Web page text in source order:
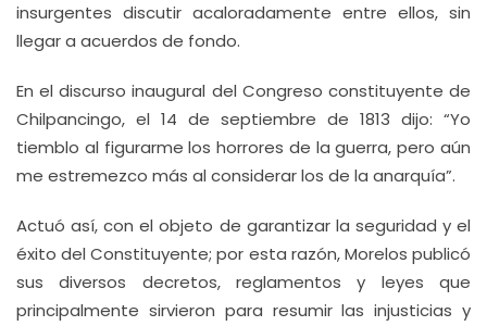
insurgentes discutir acaloradamente entre ellos, sin
llegar a acuerdos de fondo.
En el discurso inaugural del Congreso constituyente de
Chilpancingo, el 14 de septiembre de 1813 dijo: “Yo
tiemblo al figurarme los horrores de la guerra, pero aún
me estremezco más al considerar los de la anarquía”.
Actuó así, con el objeto de garantizar la seguridad y el
éxito del Constituyente; por esta razón, Morelos publicó
sus diversos decretos, reglamentos y leyes que
principalmente sirvieron para resumir las injusticias y